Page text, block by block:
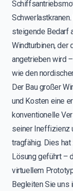
steigende Bedarf
Windturbinen, der
angetrieben wird
wie den
Der Bau großer
und Kosten eine
konventionelle
seiner Ineffizienz
tragfähig. Dies
Lösung geführt –
virtuellem
Begleiten Sie uns